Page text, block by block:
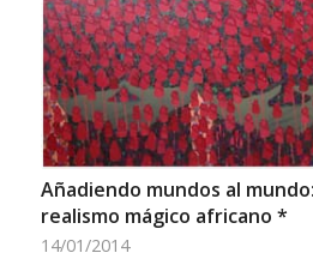
Añadiendo mundos al
realismo mágico africano *
14/01/2014